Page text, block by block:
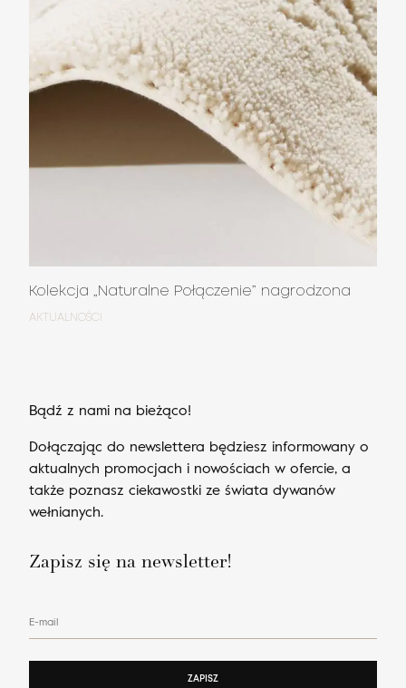
Kolekcja „Naturalne Połączenie” nagrodzona
AKTUALNOŚCI
Bądź z nami na bieżąco!
Dołączając do newslettera będziesz informowany o
aktualnych promocjach i nowościach w ofercie, a
także poznasz ciekawostki ze świata dywanów
wełnianych.
Zapisz się na newsletter!
E-mail
ZAPISZ